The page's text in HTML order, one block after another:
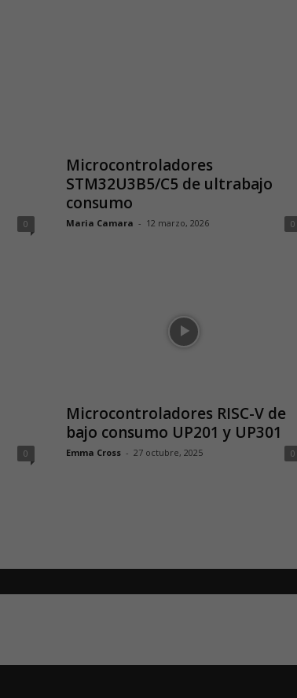
0
Microcontroladores
STM32U3B5/C5 de ultrabajo
consumo
Maria Camara - 12 marzo, 2026 0
0
Microcontroladores RISC-V de
bajo consumo UP201 y UP301
Emma Cross - 27 octubre, 2025 0